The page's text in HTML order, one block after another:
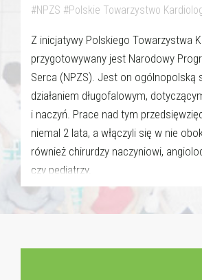
#NPZS #Polskie Towarzystwo
Z inicjatywy Polskiego Towarzystwa
przygotowywany jest Narodowy
Serca (NPZS). Jest on ogólnopolską
działaniem długofalowym,
i naczyń. Prace nad tym
niemal 2 lata, a włączyli się w nie
również chirurdzy naczyniowi,
czy pediatrzy.